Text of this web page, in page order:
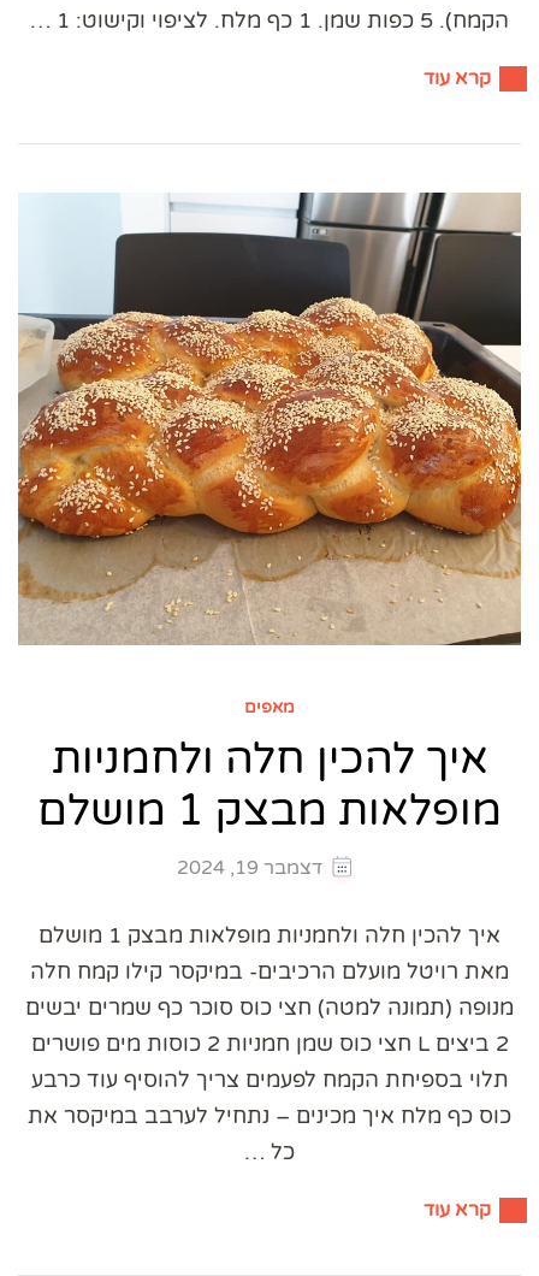
הקמח). 5 כפות שמן. 1 כף מלח. לציפוי וקישוט: 1 …
קרא עוד
מאפים
איך להכין חלה ולחמניות
מופלאות מבצק 1 מושלם
דצמבר 19, 2024
איך להכין חלה ולחמניות מופלאות מבצק 1 מושלם
מאת רויטל מועלם הרכיבים- במיקסר קילו קמח חלה
מנופה (תמונה למטה) חצי כוס סוכר כף שמרים יבשים
2 ביצים L חצי כוס שמן חמניות 2 כוסות מים פושרים
תלוי בספיחת הקמח לפעמים צריך להוסיף עוד כרבע
כוס כף מלח איך מכינים – נתחיל לערבב במיקסר את
כל …
קרא עוד